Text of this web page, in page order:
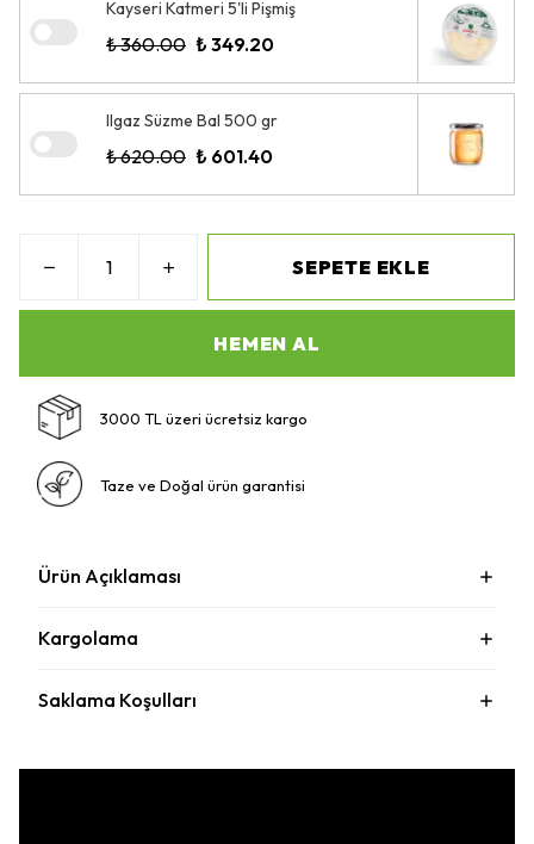
Kayseri Katmeri 5'li Pişmiş
₺ 360.00 ₺ 349.20
Ilgaz Süzme Bal 500 gr
₺ 620.00 ₺ 601.40
SEPETE EKLE
HEMEN AL
3000 TL üzeri ücretsiz kargo
Taze ve Doğal ürün garantisi
Ürün Açıklaması
Kargolama
Saklama Koşulları